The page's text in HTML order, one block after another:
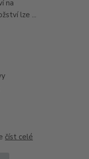
na
lze ...
číst celé